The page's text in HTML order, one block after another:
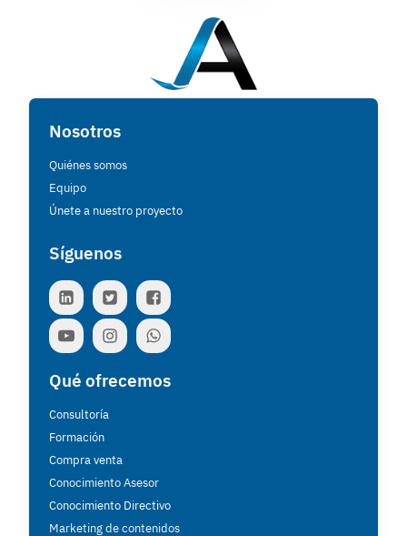
Nosotros
Quiénes somos
Equipo
Únete a nuestro proyecto
Síguenos
Qué ofrecemos
Consultoría
Formación
Compra venta
Conocimiento Asesor
Conocimiento Directivo
Marketing de contenidos